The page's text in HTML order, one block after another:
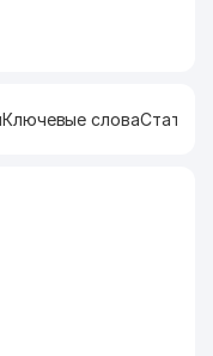
Ключевые слова